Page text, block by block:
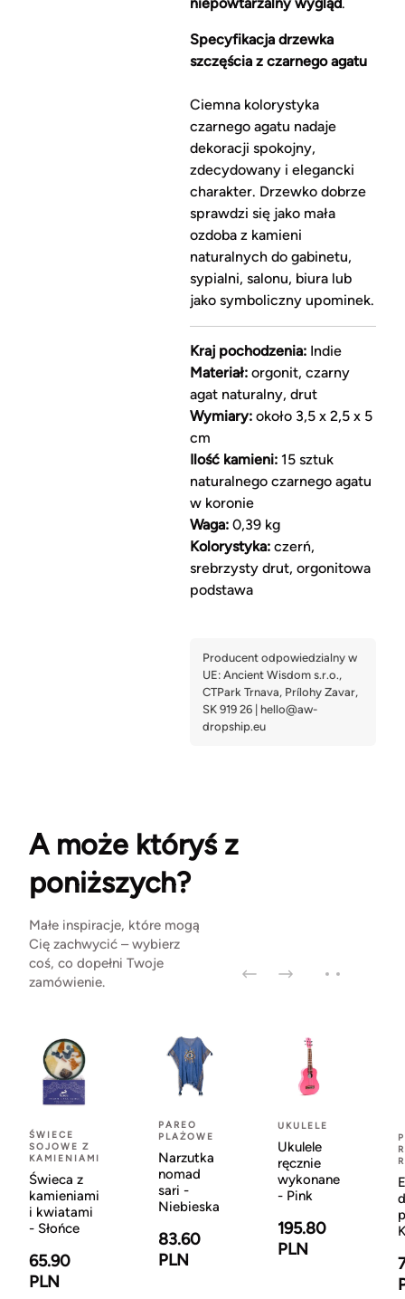
niepowtarzalny wygląd.
Specyfikacja drzewka
szczęścia z czarnego agatu
Ciemna kolorystyka
czarnego agatu nadaje
dekoracji spokojny,
zdecydowany i elegancki
charakter. Drzewko dobrze
sprawdzi się jako mała
ozdoba z kamieni
naturalnych do gabinetu,
sypialni, salonu, biura lub
jako symboliczny upominek.
Kraj pochodzenia:Indie
Materiał:orgonit, czarny
agat naturalny, drut
Wymiary:około 3,5 x 2,5 x 5
cm
Ilość kamieni:15 sztuk
naturalnego czarnego agatu
w koronie
Waga:0,39 kg
Kolorystyka:czerń,
srebrzysty drut, orgonitowa
podstawa
A może któryś z
poniższych?
Małe inspiracje, które mogą
Cię zachwycić – wybierz
coś, co dopełni Twoje
zamówienie.
ŚWIECE
SOJOWE Z
KAMIENIAMI
Świeca z
kamieniami
i kwiatami
- Słońce
65.90
PLN
PAREO
PLAŻOWE
Narzutka
nomad
sari -
Niebieska
83.60
PLN
UKULELE
Ukulele
ręcznie
wykonane
- Pink
195.80
PLN